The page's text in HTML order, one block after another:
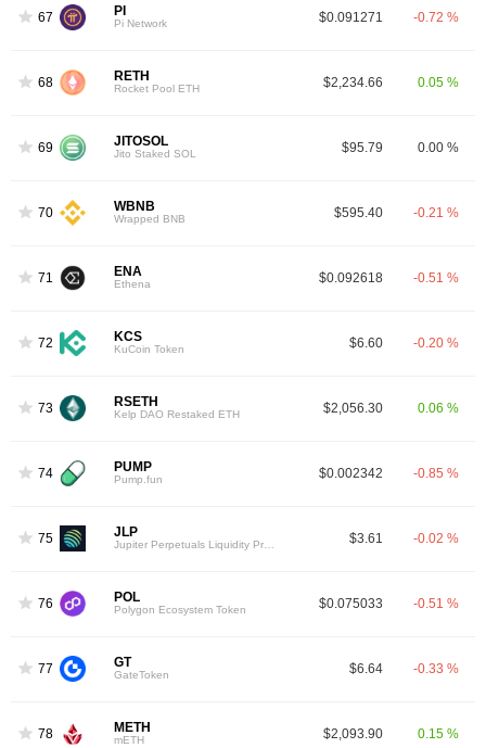
67 PI
Pi Network $0.091271 -0.72 %
68 RETH
Rocket Pool ETH $2,234.66 0.05 %
69 JITOSOL
Jito Staked SOL $95.79 0.00 %
70 WBNB
Wrapped BNB $595.40 -0.21 %
71 ENA
Ethena $0.092618 -0.51 %
72 KCS
KuCoin Token $6.60 -0.20 %
73 RSETH
Kelp DAO Restaked ETH $2,056.30 0.06 %
74 PUMP
Pump.fun $0.002342 -0.85 %
75 JLP $3.61 -0.02 %
76 POL
Polygon Ecosystem Token $0.075033 -0.51 %
77 GT
GateToken $6.64 -0.33 %
78 METH
mETH $2,093.90 0.15 %